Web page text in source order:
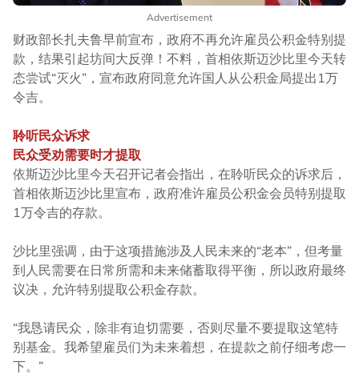
Advertisement
财政部长扎夫鲁早前宣布，政府不再允许雇员公积金特别提
款，结果引起坊间大反弹！不料，首相依斯迈沙比里今天转
态尝试“灭火”，宣布政府同意允许国人从公积金局提出1万
令吉。
聆听民众诉求
民众受劝需要时才提取
依斯迈沙比里今天召开记者会指出，在聆听民众的诉求后，
首相依斯迈沙比里宣布，政府准许雇员公积金会员特别提取
1万令吉的存款。
沙比里强调，由于这项措施涉及人民未来的“老本”，但考量
到人民需要在日常所需和未来储蓄取得平衡，所以政府最终
议决，允许特别提取公积金存款。
“我恳请民众，除非有迫切需要，否则尽量不要提取这笔特
别基金。我希望雇员们为未来着想，在提款之前仔细考虑一
下。”